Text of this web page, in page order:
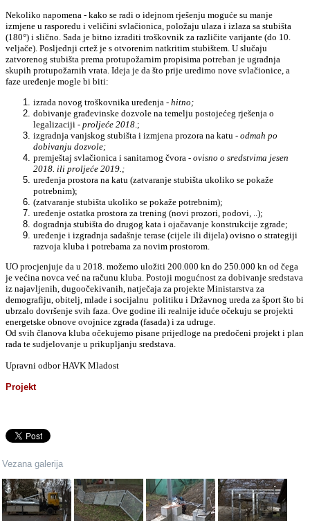
Nekoliko napomena - kako se radi o idejnom rješenju moguće su manje
izmjene u rasporedu i veličini svlačionica, položaju ulaza i izlaza sa stubišta
(180°) i slično. Sada je bitno izraditi troškovnik za različite varijante (do 10.
veljače). Posljednji crtež je s otvorenim natkritim stubištem. U slučaju
zatvorenog stubišta prema protupožarnim propisima potreban je ugradnja
skupih protupožarnih vrata. Ideja je da što prije uredimo nove svlačionice, a
faze uređenje mogle bi biti:
izrada novog troškovnika uređenja -hitno;
dobivanje građevinske dozvole na temelju postojećeg rješenja o
legalizaciji -proljeće 2018 .;
izgradnja vanjskog stubišta i izmjena prozora na katu -odmah po
dobivanju dozvole;
premještaj svlačionica i sanitarnog čvora -ovisno o sredstvima jesen
2018. ili proljeće 2019.;
uređenja prostora na katu (zatvaranje stubišta ukoliko se pokaže
potrebnim);
(zatvaranje stubišta ukoliko se pokaže potrebnim);
uređenje ostatka prostora za trening (novi prozori, podovi, ..);
dogradnja stubišta do drugog kata i ojačavanje konstrukcije zgrade;
uređenje i izgradnja sadašnje terase (cijele ili dijela) ovisno o strategiji
razvoja kluba i potrebama za novim prostorom.
UO procjenjuje da u 2018. možemo uložiti 200.000 kn do 250.000 kn od čega
je većina novca već na računu kluba. Postoji mogućnost za dobivanje sredstava
iz najavljenih, dugoočekivanih, natječaja za projekte Ministarstva za
demografiju, obitelj, mlade i socijalnu politiku i Državnog ureda za šport što bi
ubrzalo dovršenje svih faza. Ove godine ili realnije iduće očekuju se projekti
energetskeobnove ovojnice zgrada (fasada) i za udruge.
Od svih članova kluba očekujemo pisane prijedloge na predočeni projekt i plan
rada te sudjelovanje u prikupljanju sredstava.
Upravni odbor HAVK Mladost
Projekt
Vezana galerija